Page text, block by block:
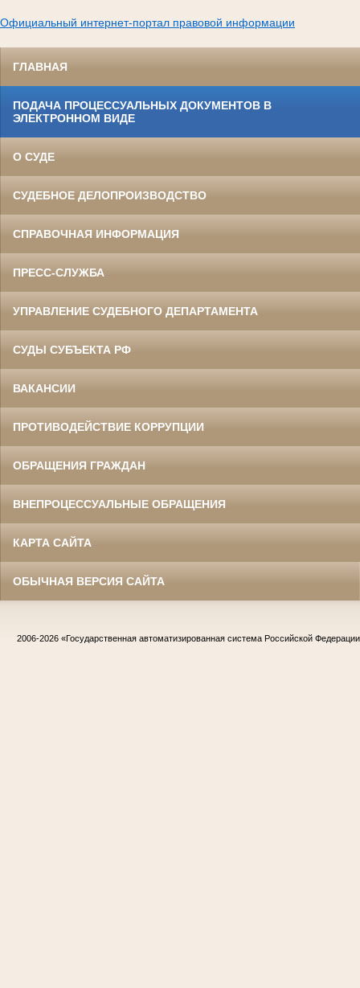
Официальный интернет-портал правовой информации
ГЛАВНАЯ
ПОДАЧА ПРОЦЕССУАЛЬНЫХ ДОКУМЕНТОВ В
ЭЛЕКТРОННОМ ВИДЕ
О СУДЕ
СУДЕБНОЕ ДЕЛОПРОИЗВОДСТВО
СПРАВОЧНАЯ ИНФОРМАЦИЯ
ПРЕСС-СЛУЖБА
УПРАВЛЕНИЕ СУДЕБНОГО ДЕПАРТАМЕНТА
СУДЫ СУБЪЕКТА РФ
ВАКАНСИИ
ПРОТИВОДЕЙСТВИЕ КОРРУПЦИИ
ОБРАЩЕНИЯ ГРАЖДАН
ВНЕПРОЦЕССУАЛЬНЫЕ ОБРАЩЕНИЯ
КАРТА САЙТА
ОБЫЧНАЯ ВЕРСИЯ САЙТА
2006-2026 «Государственная автоматизированная система Российской